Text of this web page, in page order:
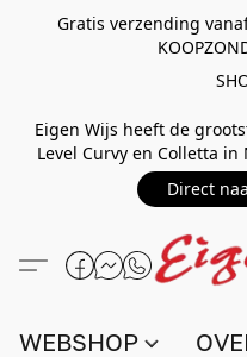
Gratis verzending
Eigen Wijs heeft de
Level Curvy en Colletta
Direct
WEBSHOP